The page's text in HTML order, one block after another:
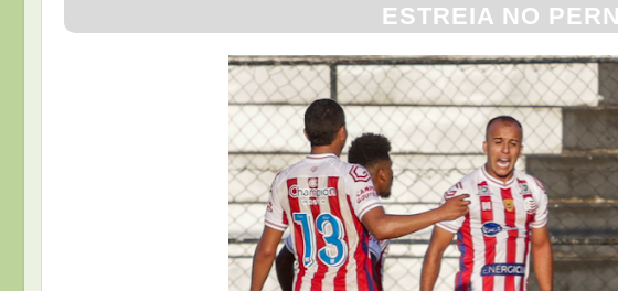
ESTREIA NO